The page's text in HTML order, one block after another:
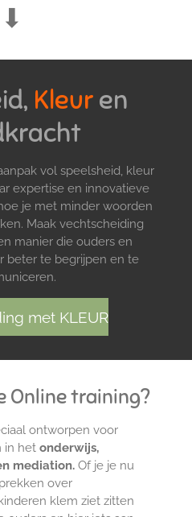
⬇
Kleur en
vol speelsheid, kleur
expertise en innovatieve
je met minder woorden
Maak vechtscheiding
manier die ouders en
beter te begrijpen en te
met KLEUR
Online training?
ontworpen voor
in hetonderwijs,
mediation.Of je je nu
over
klem ziet zitten